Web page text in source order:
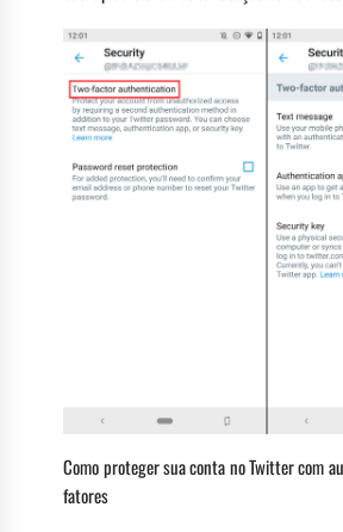
Como proteger sua conta no Twitter com
fatores